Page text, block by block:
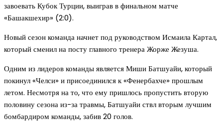
завоевать Кубок Турции, выиграв в финальном матче
«Башакшехир» (2:0).
Новый сезон команда начнет под руководством Исмаила Картал,
который сменил на посту главного тренера Жорже Жезуша.
Одним из лидеров команды является Миши Батшуайи, который
покинул «Челси» и присоединился к «Фенербахче» прошлым
летом. Несмотря на то, что ему пришлось пропустить вторую
половину сезона из-за травмы, Батшуайи ствл вторым лучшим
бомбардиром команды, забив 20 голов.